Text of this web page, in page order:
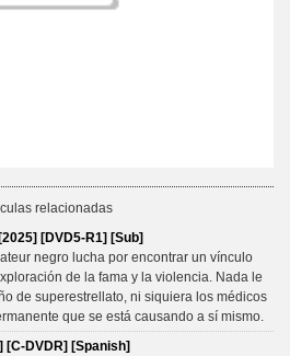
relacionadas
[DVD5-R1] [Sub]
negro lucha por encontrar un vínculo
de la fama y la violencia. Nada le
de superestrellato, ni siquiera los médicos
que se está causando a sí mismo.
[C-DVDR] [Spanish]